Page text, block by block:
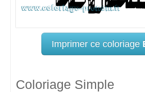
Imprimer ce coloriage
Coloriage Simple